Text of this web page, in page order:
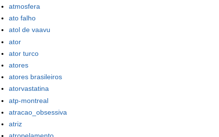
atmosfera
ato falho
atol de vaavu
ator
ator turco
atores
atores brasileiros
atorvastatina
atp-montreal
atracao_obsessiva
atriz